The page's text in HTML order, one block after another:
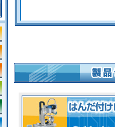
はんだ付けユニット»
はんだ付けサポートツール»
はんだ付けオプション»
フラクサー»